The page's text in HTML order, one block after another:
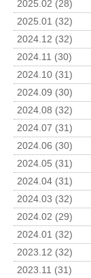
2025.02 (28)
2025.01 (32)
2024.12 (32)
2024.11 (30)
2024.10 (31)
2024.09 (30)
2024.08 (32)
2024.07 (31)
2024.06 (30)
2024.05 (31)
2024.04 (31)
2024.03 (32)
2024.02 (29)
2024.01 (32)
2023.12 (32)
2023.11 (31)